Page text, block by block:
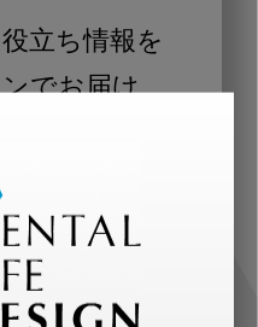
立ち情報を
でお届け
（歯科医師、歯
）に合わせた内
お届けします。